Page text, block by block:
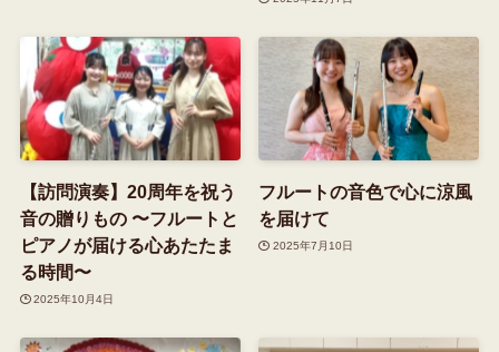
【訪問演奏】20周年を祝う
音の贈りもの 〜フルートと
ピアノが届ける心あたたま
る時間〜
2025年10月4日
フルートの音色で心に涼風
を届けて
2025年7月10日